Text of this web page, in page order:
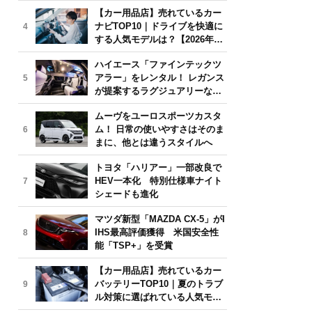
4
【カー用品店】売れているカー
ナビTOP10｜ドライブを快適に
する人気モデルは？【2026年6
月版】
5
ハイエース「ファインテックツ
アラー」をレンタル！ レガンス
が提案するラグジュアリーな移
動体験
6
ムーヴをユーロスポーツカスタ
ム！ 日常の使いやすさはそのま
まに、他とは違うスタイルへ
7
トヨタ「ハリアー」一部改良で
HEV一本化 特別仕様車ナイト
シェードも進化
8
マツダ新型「MAZDA CX-5」がI
IHS最高評価獲得 米国安全性
能「TSP+」を受賞
9
【カー用品店】売れているカー
バッテリーTOP10｜夏のトラブ
ル対策に選ばれている人気モデ